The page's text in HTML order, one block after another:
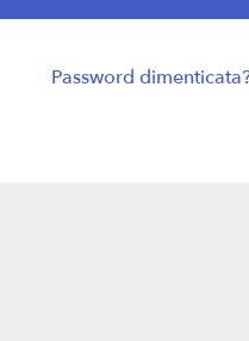
Password